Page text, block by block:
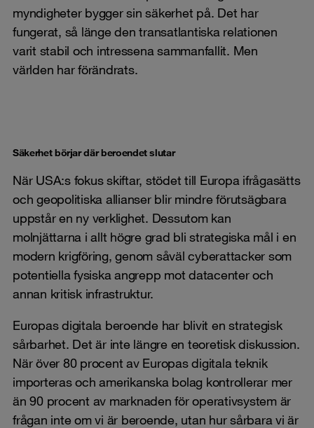
myndigheter bygger sin säkerhet på. Det har
fungerat, så länge den transatlantiska relationen
varit stabil och intressena sammanfallit. Men
världen har förändrats.
Säkerhet börjar där beroendet slutar
När USA:s fokus skiftar, stödet till Europa ifrågasätts
och geopolitiska allianser blir mindre förutsägbara
uppstår en ny verklighet. Dessutom kan
molnjättarna i allt högre grad bli strategiska mål i en
modern krigföring, genom såväl cyberattacker som
potentiella fysiska angrepp mot datacenter och
annan kritisk infrastruktur.
Europas digitala beroende har blivit en strategisk
sårbarhet. Det är inte längre en teoretisk diskussion.
När över 80 procent av Europas digitala teknik
importeras och amerikanska bolag kontrollerar mer
än 90 procent av marknaden för operativsystem är
frågan inte om vi är beroende, utan hur sårbara vi är